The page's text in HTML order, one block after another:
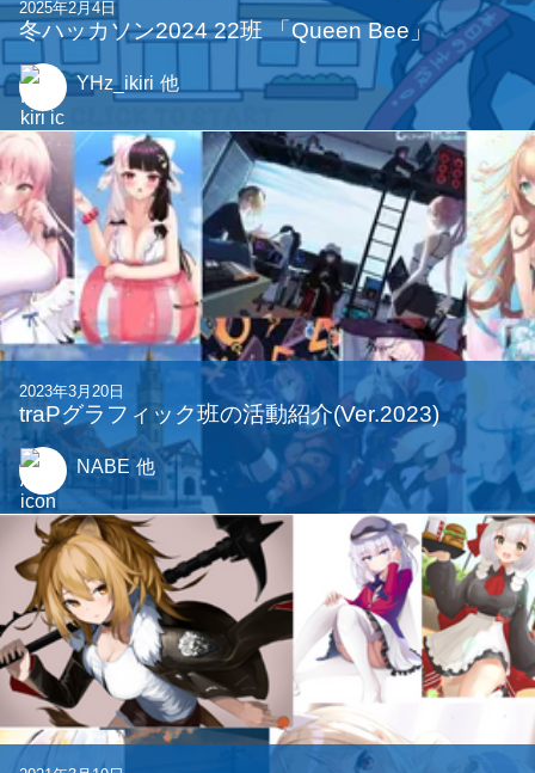
2025年2月4日
冬ハッカソン2024 22班 「Queen Bee」
YHz_ikiri 他
2023年3月20日
traPグラフィック班の活動紹介(Ver.2023)
NABE 他